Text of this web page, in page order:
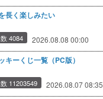
長く楽しみたい
4084 2026.08.08 00:00
キーくじ一覧（PC版）
11203549 2026.08.07 08:35